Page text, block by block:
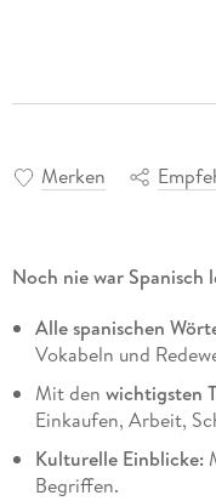
Merken
Noch nie war Spanisch
Alle spanischen
Vokabeln und
Mit den wichtigsten
Einkaufen, Arbeit,
Kulturelle Einblicke:
Begriffen.